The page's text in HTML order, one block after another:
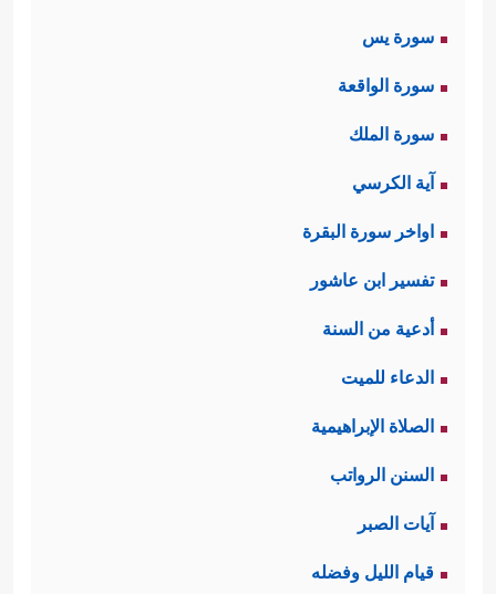
سورة يس
سورة الواقعة
سورة الملك
آية الكرسي
اواخر سورة البقرة
تفسير ابن عاشور
أدعية من السنة
الدعاء للميت
الصلاة الإبراهيمية
السنن الرواتب
آيات الصبر
قيام الليل وفضله